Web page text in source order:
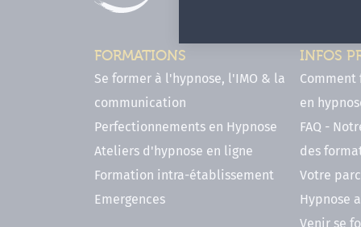
FORMATIONS
Se former à l'hypnose, l'IMO & la
communication
Perfectionnements en Hypnose
Ateliers d'hypnose en ligne
Formation intra-établissement
Emergences
INFOS
en
FAQ -
des
Votre
Hypnose
Venir se